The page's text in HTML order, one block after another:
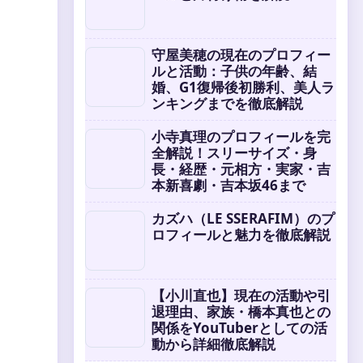
守屋美穂の現在のプロフィー
ルと活動：子供の年齢、結
婚、G1復帰後初勝利、美人ラ
ンキングまでを徹底解説
小寺真理のプロフィールを完
全解説！スリーサイズ・身
長・経歴・元相方・実家・吉
本新喜劇・吉本坂46まで
カズハ（LE SSERAFIM）のプ
ロフィールと魅力を徹底解説
【小川直也】現在の活動や引
退理由、家族・橋本真也との
関係をYouTuberとしての活
動から詳細徹底解説